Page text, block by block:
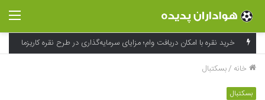
خرید نقره با امکان دریافت وام؛ مزایای سرمایه‌گذاری در طرح نقره کاریزما
خانه /بسکتبال
بسکتبال